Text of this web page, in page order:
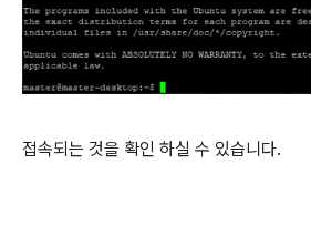
접속되는 것을 확인 하실 수 있습니다.